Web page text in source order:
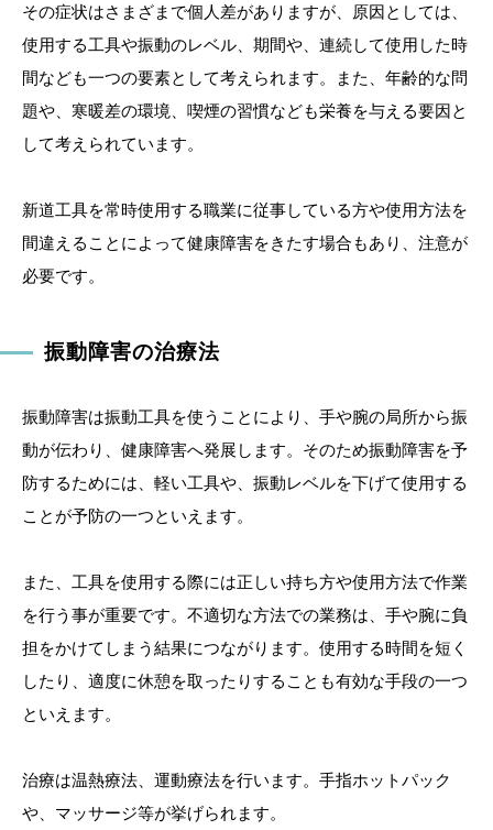
その症状はさまざまで個人差がありますが、原因としては、
使用する工具や振動のレベル、期間や、連続して使用した時
間なども一つの要素として考えられます。また、年齢的な問
題や、寒暖差の環境、喫煙の習慣なども栄養を与える要因と
して考えられています。
新道工具を常時使用する職業に従事している方や使用方法を
間違えることによって健康障害をきたす場合もあり、注意が
必要です。
振動障害の治療法
振動障害は振動工具を使うことにより、手や腕の局所から振
動が伝わり、健康障害へ発展します。そのため振動障害を予
防するためには、軽い工具や、振動レベルを下げて使用する
ことが予防の一つといえます。
また、工具を使用する際には正しい持ち方や使用方法で作業
を行う事が重要です。不適切な方法での業務は、手や腕に負
担をかけてしまう結果につながります。使用する時間を短く
したり、適度に休憩を取ったりすることも有効な手段の一つ
といえます。
治療は温熱療法、運動療法を行います。手指ホットパック
や、マッサージ等が挙げられます。